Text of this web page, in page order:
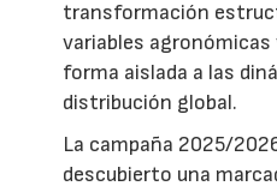
transformación
variables agronómicas
forma aislada a las
distribución global.
La campaña 2025/
descubierto una